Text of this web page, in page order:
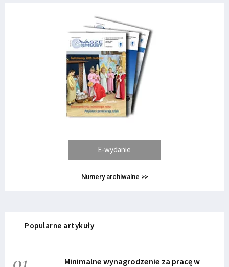
E-wydanie
Numery archiwalne >>
Popularne artykuły
Minimalne wynagrodzenie za pracę w